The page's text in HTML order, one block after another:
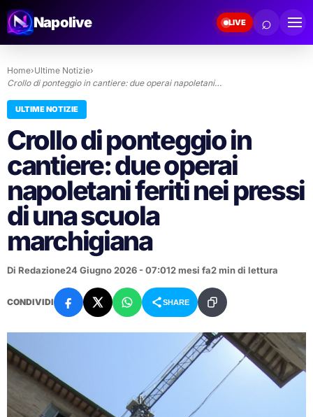
Napolive LIVE ⌕
Home›Ultime Notizie›
Crollo di ponteggio in cantiere: due operai napoletani…
ULTIME NOTIZIE
Crollo di ponteggio in
cantiere: due operai
napoletani feriti nei pressi
di una scuola
marchigiana
Di Redazione24 Giugno 2026 - 07:012 mesi fa2 min di lettura
CONDIVIDI SHARE